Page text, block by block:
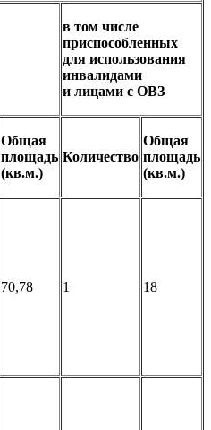
в том числе
приспособленных
для использования
инвалидами
и лицами с ОВЗ
Общая
площадь
(кв.м.)
Количество
Общая
площадь
(кв.м.)
70,78 1 18